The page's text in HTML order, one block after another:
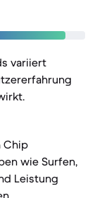
variiert
Chip
wie Surfen,
Leistung